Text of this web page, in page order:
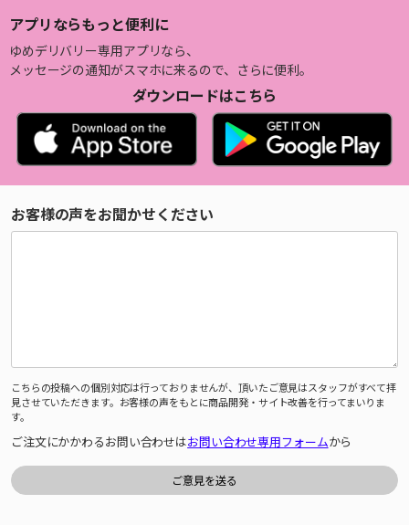
アプリならもっと便利に
ゆめデリバリー専用アプリなら、
メッセージの通知がスマホに来るので、さらに便利。
ダウンロードはこちら
お客様の声をお聞かせください
こちらの投稿への個別対応は行っておりませんが、頂いたご意見はスタッフがすべて拝
見させていただきます。お客様の声をもとに商品開発・サイト改善を行ってまいりま
す。
ご注文にかかわるお問い合わせはお問い合わせ専用フォームから